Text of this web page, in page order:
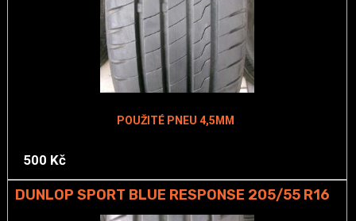
POUŽITÉ PNEU 4,5MM
500 Kč
DUNLOP SPORT BLUE RESPONSE 205/55 R16